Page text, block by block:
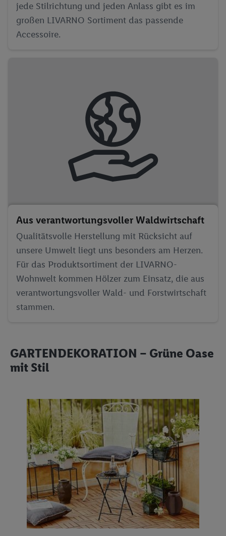
jede Stilrichtung und jeden Anlass gibt es im
großen LIVARNO Sortiment das passende
Accessoire.
Aus verantwortungsvoller Waldwirtschaft
Qualitätsvolle Herstellung mit Rücksicht auf
unsere Umwelt liegt uns besonders am Herzen.
Für das Produktsortiment der LIVARNO-
Wohnwelt kommen Hölzer zum Einsatz, die aus
verantwortungsvoller Wald- und Forstwirtschaft
stammen.
GARTENDEKORATION – Grüne Oase
mit Stil